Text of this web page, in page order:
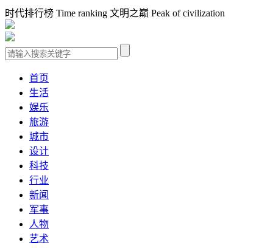
时代排行榜 Time ranking 文明之巅 Peak of civilization
首页
生活
娱乐
旅游
城市
设计
科技
行业
新闻
军事
人物
艺术